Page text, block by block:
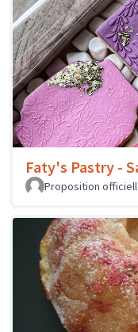
Faty's Pastry -
Proposition